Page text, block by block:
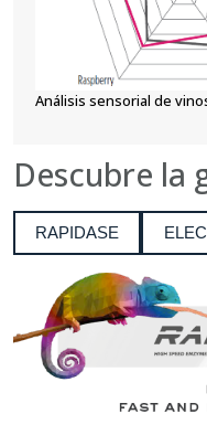
Análisis sensorial de
Descubre la
RAPIDASE